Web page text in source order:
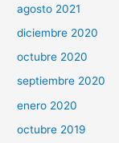
agosto 2021
diciembre 2020
octubre 2020
septiembre 2020
enero 2020
octubre 2019